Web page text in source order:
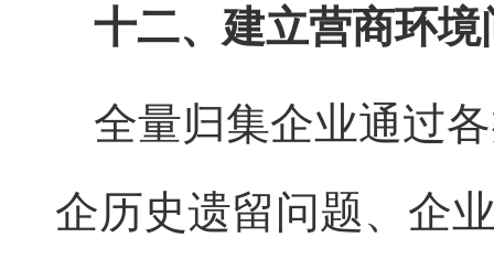
十二、建立营商环
全量归集企业通过
企历史遗留问题、企